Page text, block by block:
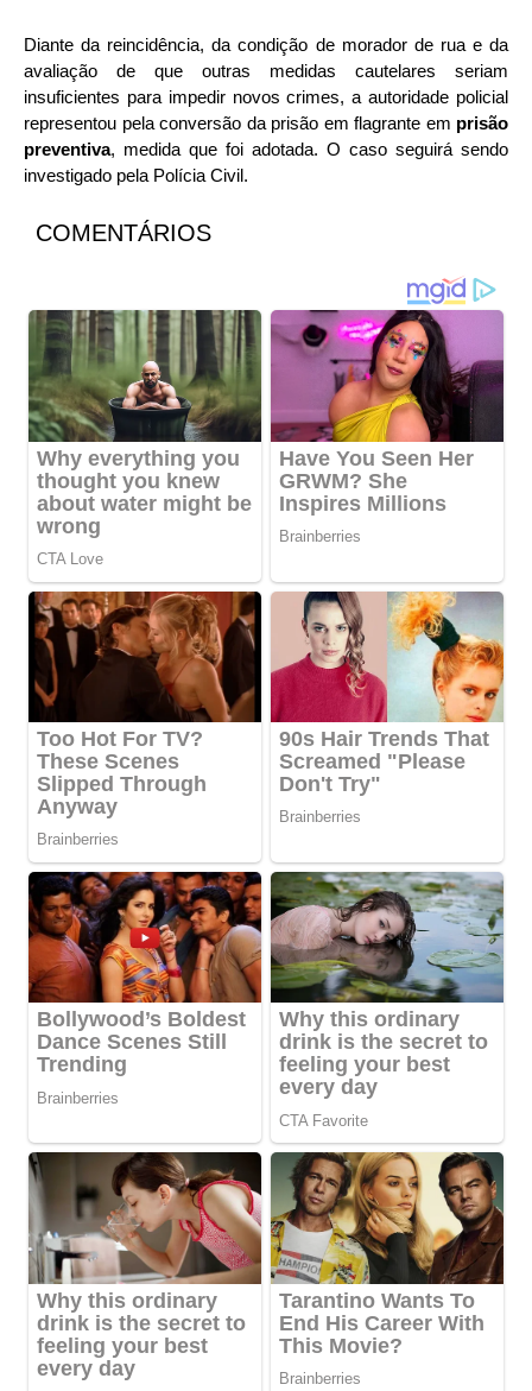
Diante da reincidência, da condição de morador de rua e da
avaliação de que outras medidas cautelares seriam
insuficientes para impedir novos crimes, a autoridade policial
representou pela conversão da prisão em flagrante em prisão
preventiva, medida que foi adotada. O caso seguirá sendo
investigado pela Polícia Civil.
COMENTÁRIOS